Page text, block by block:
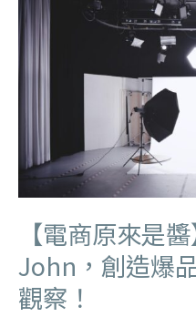
【電商原來是
John，創造爆
觀察！